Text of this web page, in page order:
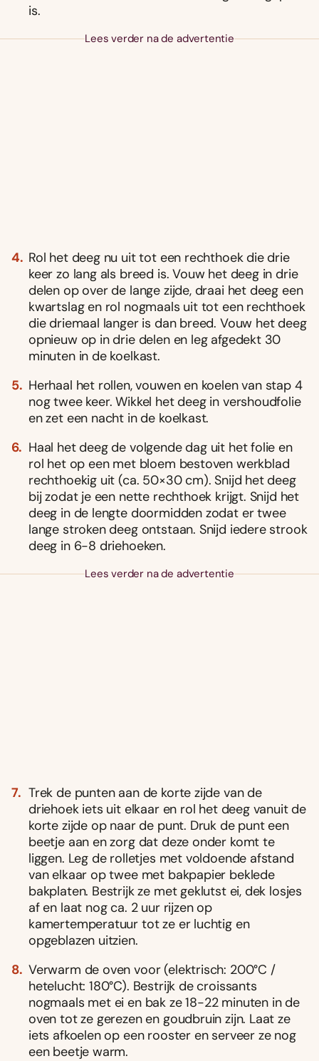
is.
Lees verder na de advertentie
Rol het deeg nu uit tot een rechthoek die drie
keer zo lang als breed is. Vouw het deeg in drie
delen op over de lange zijde, draai het deeg een
kwartslag en rol nogmaals uit tot een rechthoek
die driemaal langer is dan breed. Vouw het deeg
opnieuw op in drie delen en leg afgedekt 30
minuten in de koelkast.
Herhaal het rollen, vouwen en koelen van stap 4
nog twee keer. Wikkel het deeg in vershoudfolie
en zet een nacht in de koelkast.
Haal het deeg de volgende dag uit het folie en
rol het op een met bloem bestoven werkblad
rechthoekig uit (ca. 50×30 cm). Snijd het deeg
bij zodat je een nette rechthoek krijgt. Snijd het
deeg in de lengte doormidden zodat er twee
lange stroken deeg ontstaan. Snijd iedere strook
deeg in 6-8 driehoeken.
Lees verder na de advertentie
Trek de punten aan de korte zijde van de
driehoek iets uit elkaar en rol het deeg vanuit de
korte zijde op naar de punt. Druk de punt een
beetje aan en zorg dat deze onder komt te
liggen. Leg de rolletjes met voldoende afstand
van elkaar op twee met bakpapier beklede
bakplaten. Bestrijk ze met geklutst ei, dek losjes
af en laat nog ca. 2 uur rijzen op
kamertemperatuur tot ze er luchtig en
opgeblazen uitzien.
Verwarm de oven voor (elektrisch: 200°C /
hetelucht: 180°C). Bestrijk de croissants
nogmaals met ei en bak ze 18-22 minuten in de
oven tot ze gerezen en goudbruin zijn. Laat ze
iets afkoelen op een rooster en serveer ze nog
een beetje warm.